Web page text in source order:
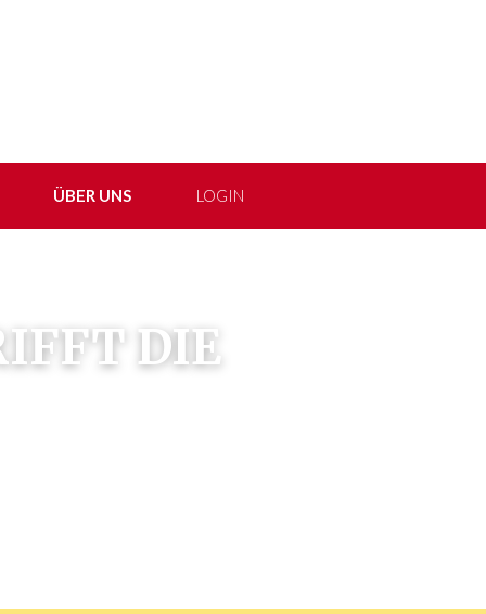
ÜBER UNS LOGIN
DIE